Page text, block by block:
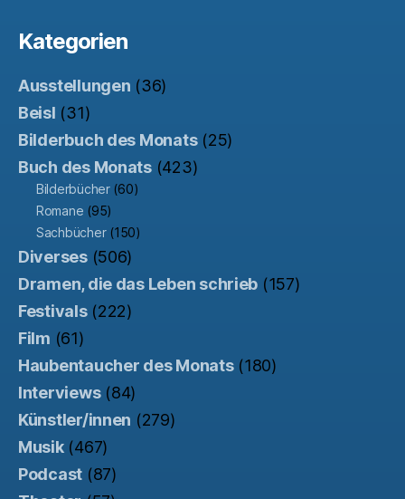
Kategorien
Ausstellungen (36)
Beisl (31)
Bilderbuch des Monats(25)
Buch des Monats(423)
Bilderbücher(60)
Romane (95)
Sachbücher(150)
Diverses(506)
Dramen, die das Leben schrieb (157)
Festivals(222)
Film (61)
Haubentaucher des Monats(180)
Interviews(84)
Künstler/innen (279)
Musik(467)
Podcast (87)